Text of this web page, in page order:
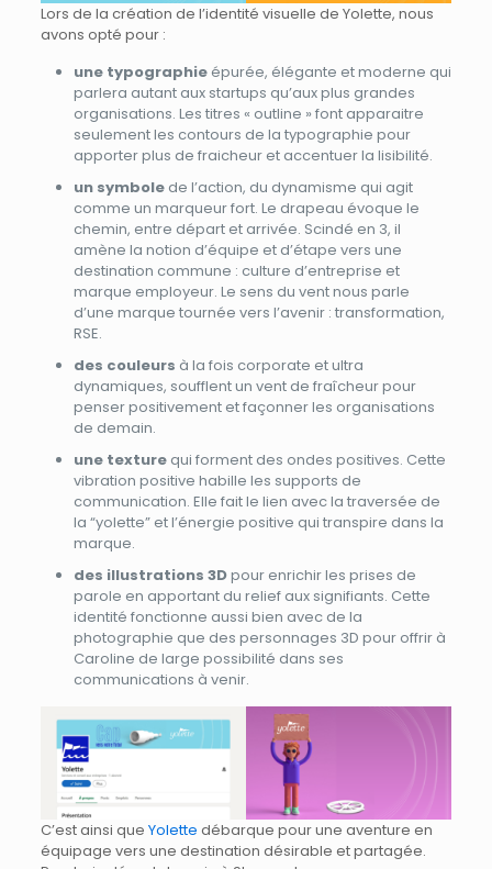
Lors de la création de l’identité visuelle de Yolette, nous
avons opté pour :
une typographie épurée, élégante et moderne qui
parlera autant aux startups qu’aux plus grandes
organisations. Les titres « outline » font apparaitre
seulement les contours de la typographie pour
apporter plus de fraicheur et accentuer la lisibilité.
un symbole de l’action, du dynamisme qui agit
comme un marqueur fort. Le drapeau évoque le
chemin, entre départ et arrivée. Scindé en 3, il
amène la notion d’équipe et d’étape vers une
destination commune : culture d’entreprise et
marque employeur. Le sens du vent nous parle
d’une marque tournée vers l’avenir : transformation,
RSE.
des couleurs à la fois corporate et ultra
dynamiques, soufflent un vent de fraîcheur pour
penser positivement et façonner les organisations
de demain.
une texturequi forment des ondes positives. Cette
vibration positive habille les supports de
communication. Elle fait le lien avec la traversée de
la “yolette” et l’énergie positive qui transpire dans la
marque.
des illustrations 3Dpour enrichir les prises de
parole en apportant du relief aux signifiants. Cette
identité fonctionne aussi bien avec de la
photographie que des personnages 3D pour offrir à
Caroline de large possibilité dans ses
communications à venir.
C’est ainsi que Yolette débarque pour une aventure en
équipage vers une destination désirable et partagée.